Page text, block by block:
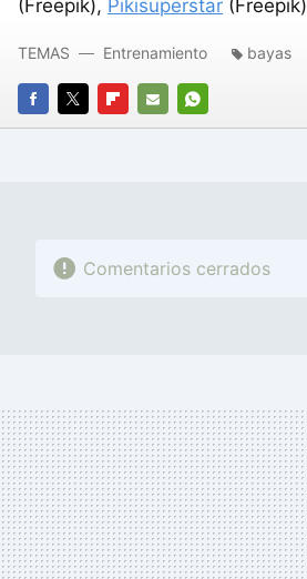
(Freepik), Pikisuperstar (Freepik)
FACEBOOK
TWITTERFLIPBOARD
E-
WHATSAPP
TEMAS Entrenamiento bayas
Comentarios cerrados